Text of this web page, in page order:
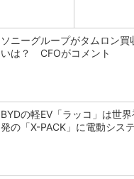
ソニーグループがタムロン買
いは？ CFOがコメント
BYDの軽EV「ラッコ」は世
発の「X-PACK」に電動シス